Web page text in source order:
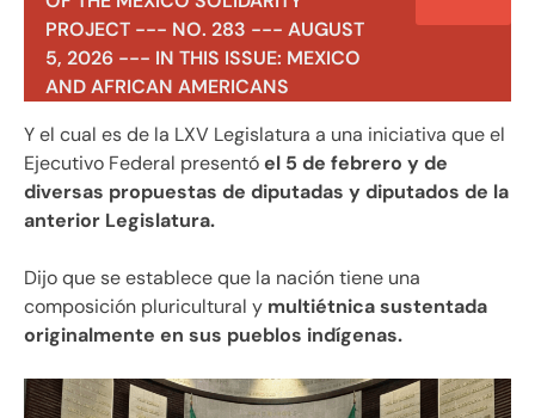
PROJECT --- NO. 283 --- AUGUST
5, 2026 --- IN THIS ISSUE: MEXICO
AND AFRICAN AMERICANS
Y el cual es de la LXV Legislatura a una iniciativa que el
Ejecutivo Federal presentóel 5 de febrero y de
diversas propuestas de diputadas y diputados de la
anterior Legislatura.
Dijo que se establece que la nación tiene una
composición pluricultural y multiétnica sustentada
originalmente en sus pueblos indígenas.